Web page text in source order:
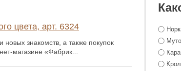
цвета, арт. 6324
знакомств, а также покупок
магазине «Фабрик...